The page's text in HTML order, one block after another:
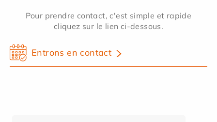
Pour prendre contact, c'est simple et rapide
cliquez sur le lien ci-dessous.
Entrons en contact